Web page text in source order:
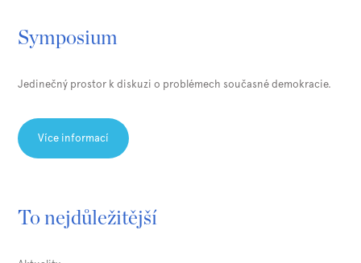
Symposium
Jedinečný prostor k diskuzi o problémech současné demokracie.
Více informací
To nejdůležitější